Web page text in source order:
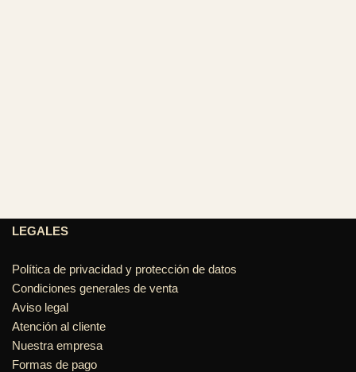
LEGALES
Política de privacidad y protección de datos
Condiciones generales de venta
Aviso legal
Atención al cliente
Nuestra empresa
Formas de pago